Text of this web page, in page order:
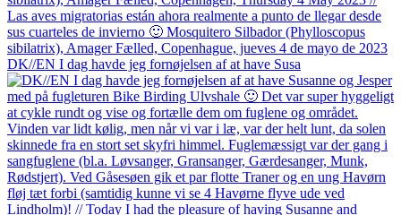
DK//EN I dag havde jeg fornøjelsen af at have Susa